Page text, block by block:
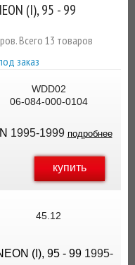
(I), 95 - 99
Всего 13 товаров
заказ
WDD02
06-084-000-0104
1995-1999 подробнее
купить
45.12
(I), 95 - 99 1995-